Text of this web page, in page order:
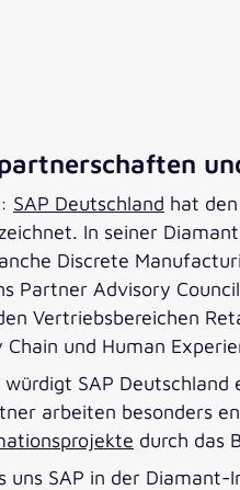
: SAP Deutschland hat
In seiner
Discrete
Partner Advisory
Vertriebsbereichen
und Human
SAP
arbeiten besonders
durch das
uns SAP in der